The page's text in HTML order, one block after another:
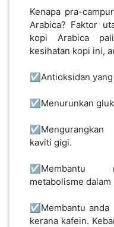
Kenapa pra-
Arabica? Faktor
kopi Arabica
kesihatan kopi ini,
☑️Antioksidan
☑️Menurunkan
☑️Mengurangkan
kaviti gigi.
☑️Membantu
metabolisme dalam
☑️Membantu anda
kerana kafein.
SEMBILAN(10)
KEDAH(13)
SABAH(0)
SARAWAK(2)
JOHOR(8)